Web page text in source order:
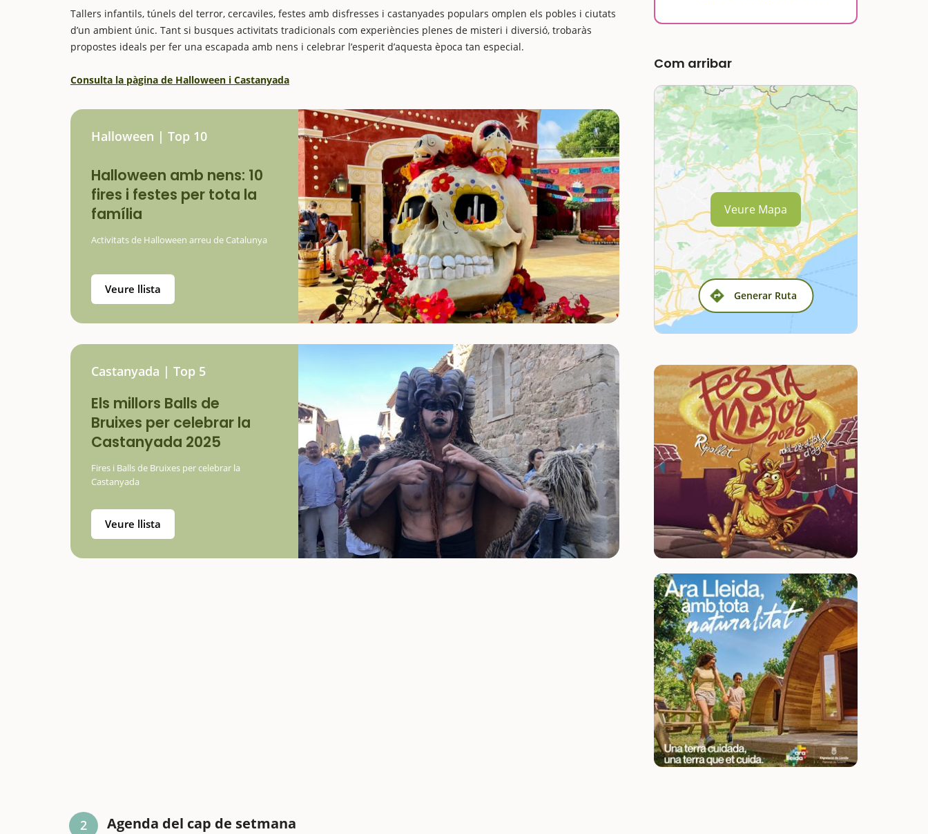
Tallers infantils, túnels del terror, cercaviles, festes amb disfresses i castanyades populars omplen els pobles i ciutats
d’un ambient únic. Tant si busques activitats tradicionals com experiències plenes de misteri i diversió, trobaràs
propostes ideals per fer una escapada amb nens i celebrar l’esperit d’aquesta època tan especial.
Consulta la pàgina de Halloween i Castanyada
Halloween | Top 10
Halloween amb nens: 10
fires i festes per tota la
família
Activitats de Halloween arreu de Catalunya
Veure llista
Castanyada | Top 5
Els millors Balls de
Bruixes per celebrar la
Castanyada 2025
Fires i Balls de Bruixes per celebrar la
Castanyada
Veure llista
2 Agenda del cap de setmana
Com arribar
Generar Ruta
Veure Mapa